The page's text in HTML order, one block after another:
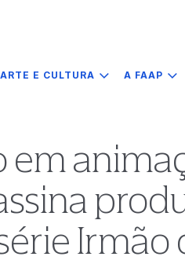
ARTE E CULTURA A FAAP
Irmão